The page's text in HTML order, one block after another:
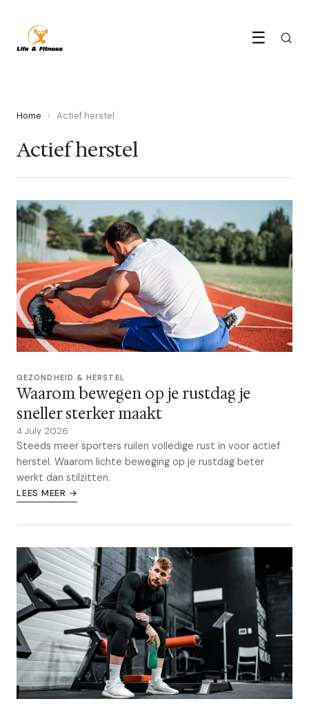
☰
Home › Actief herstel
Actief herstel
GEZONDHEID & HERSTEL
Waarom bewegen op je rustdag je
sneller sterker maakt
4 July 2026
Steeds meer sporters ruilen volledige rust in voor actief
herstel. Waarom lichte beweging op je rustdag beter
werkt dan stilzitten.
LEES MEER →